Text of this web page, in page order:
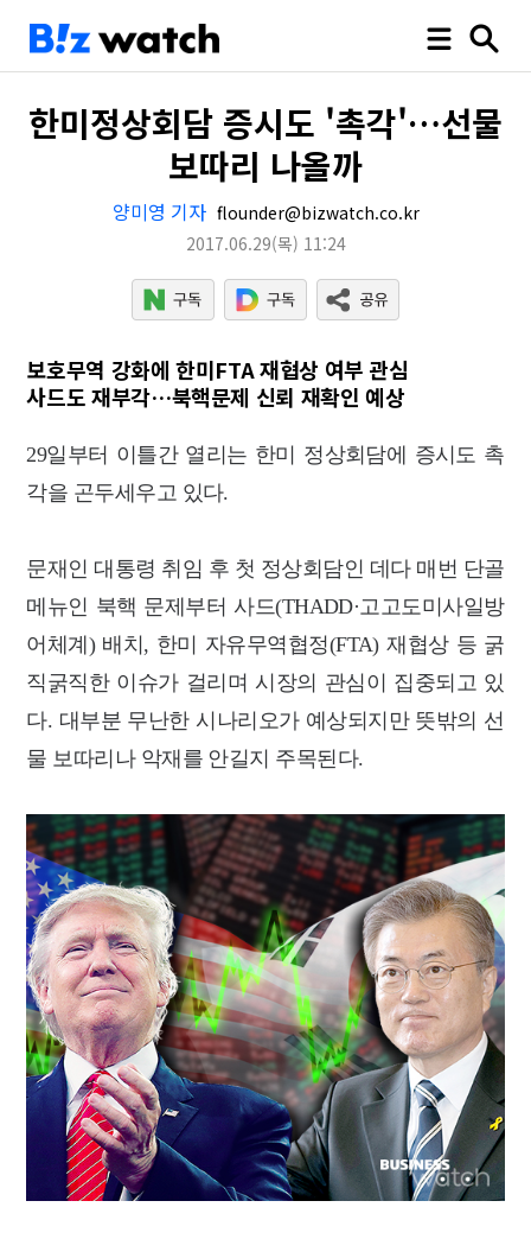
한미정상회담 증시도 '촉각'…선물
보따리 나올까
양미영 기자 flounder@bizwatch.co.kr
2017.06.29(목) 11:24
보호무역 강화에 한미FTA 재협상 여부 관심
사드도 재부각…북핵문제 신뢰 재확인 예상
29일부터 이틀간 열리는 한미 정상회담에 증시도 촉
각을 곤두세우고 있다.
문재인 대통령 취임 후 첫 정상회담인 데다 매번 단골
메뉴인 북핵 문제부터 사드(THADD·고고도미사일방
어체계) 배치, 한미 자유무역협정(FTA) 재협상 등 굵
직굵직한 이슈가 걸리며 시장의 관심이 집중되고 있
다. 대부분 무난한 시나리오가 예상되지만 뜻밖의 선
물 보따리나 악재를 안길지 주목된다.